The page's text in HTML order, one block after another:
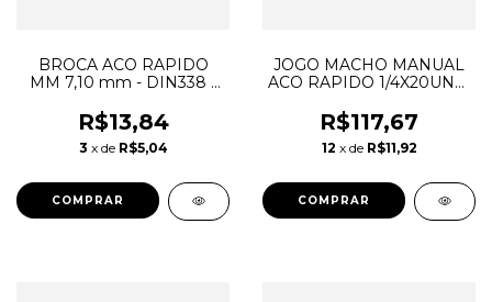
BROCA ACO RAPIDO
MM 7,10 mm - DIN338 -
R$13,84
3 x de R$5,04
JOGO MACHO MANUAL
ACO RAPIDO 1/4X20UNC-
R$117,67
12 x de R$11,92